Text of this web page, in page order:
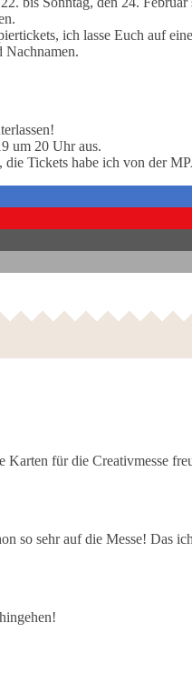
ich lasse Euch auf
Nachnamen.
um 20 Uhr aus.
die Tickets habe ich von der
Karten für die Creativmesse
so sehr auf die Messe! Das